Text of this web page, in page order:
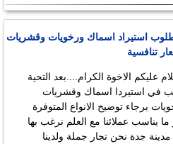
استيراد اسماك ورخويات وقشريات
تنافسية
عليكم الاخوة الكرام....بعد التحية
في استيردا اسماك وقشريات
برجاء توضيح الانواع المتوفرة
يناسب عملائنا مع العلم نرغب بها
جدة نحن تجار جملة ولدينا